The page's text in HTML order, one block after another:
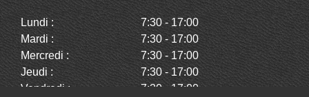
Lundi :
7:30 - 17:00
Mardi :
7:30 - 17:00
Mercredi :
7:30 - 17:00
Jeudi :
7:30 - 17:00
Vendredi :
7:30 - 17:00